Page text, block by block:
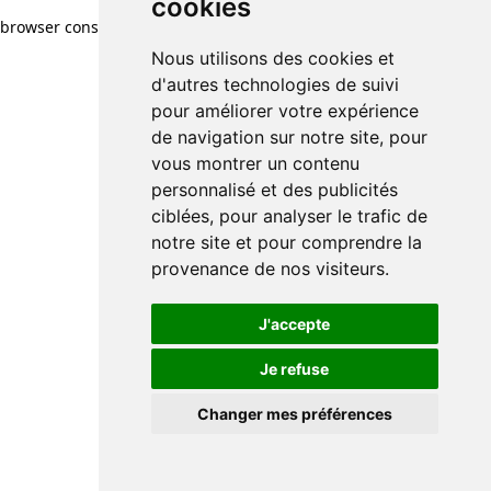
cookies
Nous utilisons des cookies et
d'autres technologies de suivi
pour améliorer votre expérience
de navigation sur notre site, pour
vous montrer un contenu
personnalisé et des publicités
ciblées, pour analyser le trafic de
notre site et pour comprendre la
provenance de nos visiteurs.
J'accepte
Je refuse
Changer mes préférences
browser console for more information)